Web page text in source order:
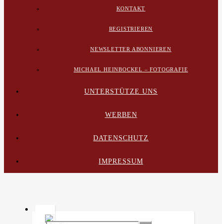
KONTAKT
REGISTRIEREN
NEWSLETTER ABONNIEREN
MICHAEL HEINBOCKEL – FOTOGRAFIE
UNTERSTÜTZE UNS
WERBEN
DATENSCHUTZ
IMPRESSUM